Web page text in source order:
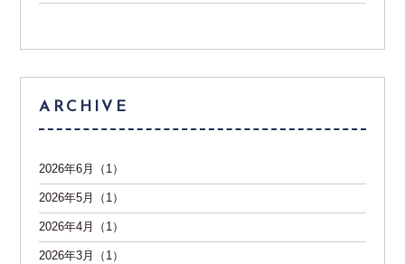
ARCHIVE
2026年6月（1）
2026年5月（1）
2026年4月（1）
2026年3月（1）